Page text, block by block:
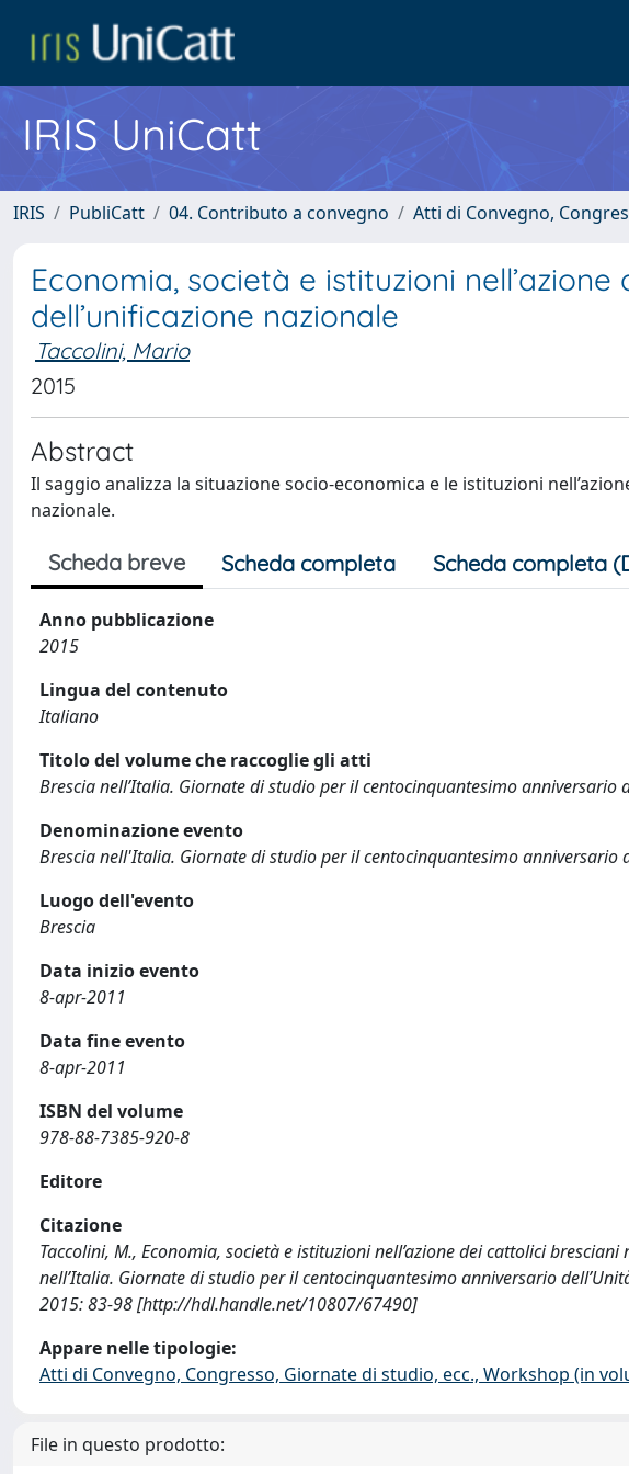
IRIS UniCatt
IRIS PubliCatt 04. Contributo a convegno Atti di Convegno,
Economia, società e istituzioni
dell’unificazione nazionale
Taccolini, Mario
2015
Abstract
Il saggio analizza la situazione socio-economica e le istituzioni
nazionale.
Scheda breve Scheda completa Scheda completa
Anno pubblicazione
2015
Lingua del contenuto
Italiano
Titolo del volume che raccoglie gli atti
Brescia nell’Italia. Giornate di studio per il centocinquantesimo anniversario
Denominazione evento
Brescia nell'Italia. Giornate di studio per il centocinquantesimo anniversario
Luogo dell'evento
Brescia
Data inizio evento
8-apr-2011
Data fine evento
8-apr-2011
ISBN del volume
978-88-7385-920-8
Editore
Citazione
Taccolini, M., Economia, società e istituzioni nell’azione dei cattolici
nell’Italia. Giornate di studio per il centocinquantesimo anniversario
2015: 83-98 [http://hdl.handle.net/10807/67490]
Appare nelle tipologie:
Atti di Convegno, Congresso, Giornate di studio, ecc., Workshop (in
File in questo prodotto: